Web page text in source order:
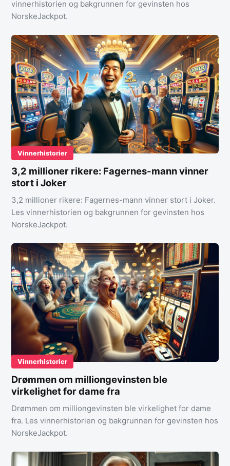
vinnerhistorien og bakgrunnen for gevinsten hos
NorskeJackpot.
Vinnerhistorier
3,2 millioner rikere: Fagernes-mann vinner
stort i Joker
3,2 millioner rikere: Fagernes-mann vinner stort i Joker.
Les vinnerhistorien og bakgrunnen for gevinsten hos
NorskeJackpot.
Vinnerhistorier
Drømmen om milliongevinsten ble
virkelighet for dame fra
Drømmen om milliongevinsten ble virkelighet for dame
fra. Les vinnerhistorien og bakgrunnen for gevinsten hos
NorskeJackpot.